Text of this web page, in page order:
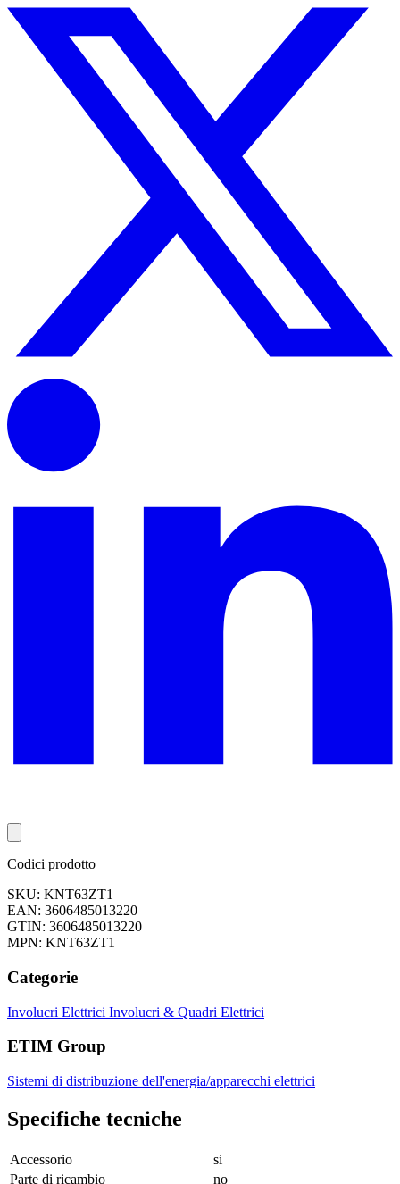
Codici prodotto
SKU: KNT63ZT1
EAN: 3606485013220
GTIN: 3606485013220
MPN: KNT63ZT1
Categorie
Involucri Elettrici Involucri & Quadri Elettrici
ETIM Group
Sistemi di distribuzione dell'energia/apparecchi elettrici
Specifiche tecniche
Accessorio
si
Parte di ricambio
no